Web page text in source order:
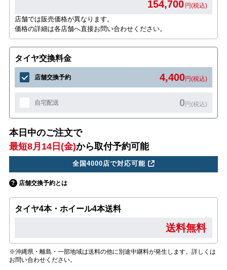
154,700 円(税込)
店舗では販売価格が異なります。
価格の詳細は各店舗へ直接お問い合わせください。
タイヤ交換料金
店舗交換予約 4,400円(税込)
自宅配送 0円(税込)
本日中のご注文で
最短8月14日(金)から取付予約可能
全国4000店で対応可能
店舗交換予約とは
タイヤ4本・ホイール4本送料
送料無料
※沖縄県・離島・一部地域は送料の他に別途中継料が発生します。詳しくは
お問い合わせください。